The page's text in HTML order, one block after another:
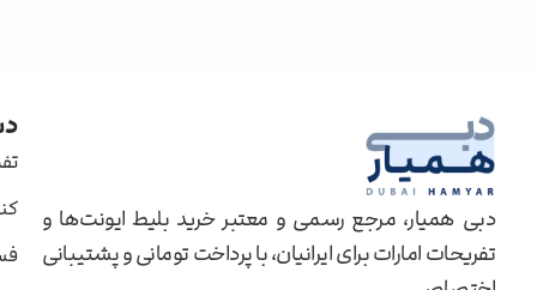
دبی همیار، مرجع رسمی و معتبر خرید بلیط ایونت‌ها و
تفریحات امارات برای ایرانیان، با پرداخت تومانی و پشتیبانی